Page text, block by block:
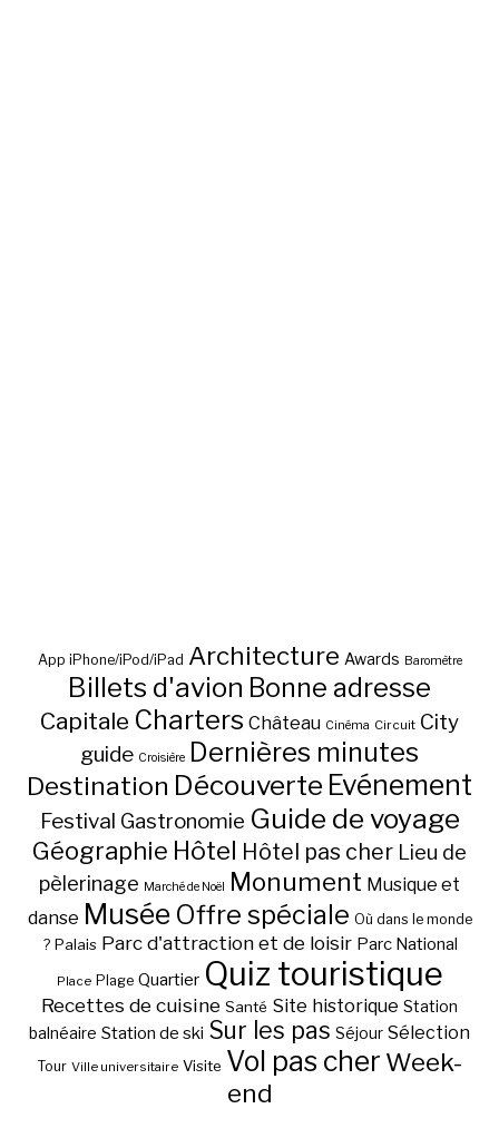
App iPhone/iPod/iPad Architecture Awards Baromètre
Billets d'avion Bonne adresse
Capitale Charters Château Cinéma Circuit City
guide Croisière Dernières minutes
Destination Découverte Evénement
Festival Gastronomie Guide de voyage
Géographie Hôtel Hôtel pas cher Lieu de
pèlerinage Marché de Noël Monument Musique et
danse Musée Offre spéciale Où dans le monde
? Palais Parc d'attraction et de loisir Parc National
Place Plage Quartier Quiz touristique
Recettes de cuisine Santé Site historique Station
balnéaire Station de ski Sur les pas Séjour Sélection
Tour Ville universitaire Visite Vol pas cher Week-
end